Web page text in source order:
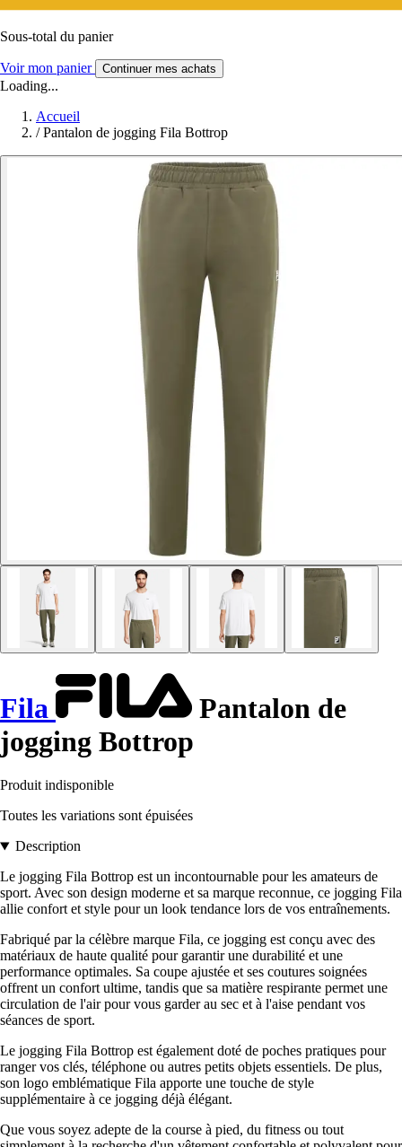
Sous-total du panier
Voir mon panier Continuer mes achats
Loading...
Accueil
/ Pantalon de jogging Fila Bottrop
Fila
Pantalon de
jogging Bottrop
Produit indisponible
Toutes les variations sont épuisées
Description
Le jogging Fila Bottrop est un incontournable pour les amateurs de
sport. Avec son design moderne et sa marque reconnue, ce jogging Fila
allie confort et style pour un look tendance lors de vos entraînements.
Fabriqué par la célèbre marque Fila, ce jogging est conçu avec des
matériaux de haute qualité pour garantir une durabilité et une
performance optimales. Sa coupe ajustée et ses coutures soignées
offrent un confort ultime, tandis que sa matière respirante permet une
circulation de l'air pour vous garder au sec et à l'aise pendant vos
séances de sport.
Le jogging Fila Bottrop est également doté de poches pratiques pour
ranger vos clés, téléphone ou autres petits objets essentiels. De plus,
son logo emblématique Fila apporte une touche de style
supplémentaire à ce jogging déjà élégant.
Que vous soyez adepte de la course à pied, du fitness ou tout